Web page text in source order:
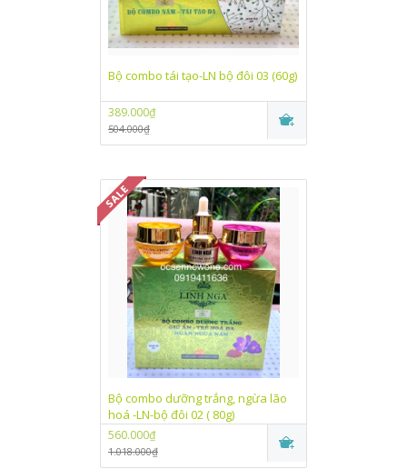
Bộ combo tái tạo-LN bộ đôi 03 (60g)
389.000₫
504.000₫
Bộ combo dưỡng trắng, ngừa lão
hoá -LN-bộ đôi 02 ( 80g)
560.000₫
1.018.000₫